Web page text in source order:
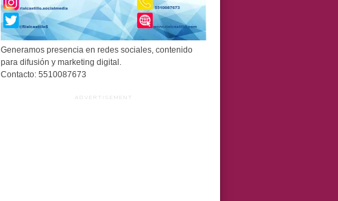
Generamos presencia en redes sociales, contenido
para difusión y marketing digital.
Contacto: 5510087673
ADVERTISEMENT